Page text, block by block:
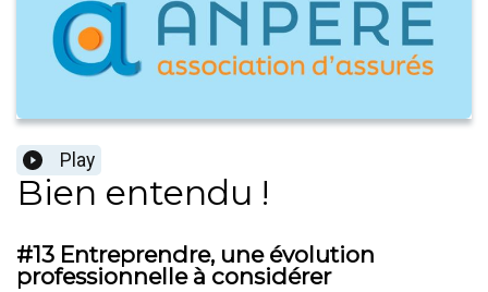
Play
Bien entendu !
#13 Entreprendre, une évolution
professionnelle à considérer